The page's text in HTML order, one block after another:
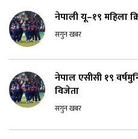
नेपाली यू–१९ महिला
सगुन खबर
नेपाल एसीसी १९
विजेता
सगुन खबर